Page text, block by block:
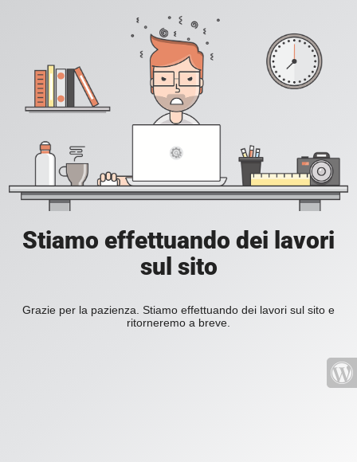
Stiamo effettuando dei lavori
sul sito
Grazie per la pazienza. Stiamo effettuando dei lavori sul sito e
ritorneremo a breve.